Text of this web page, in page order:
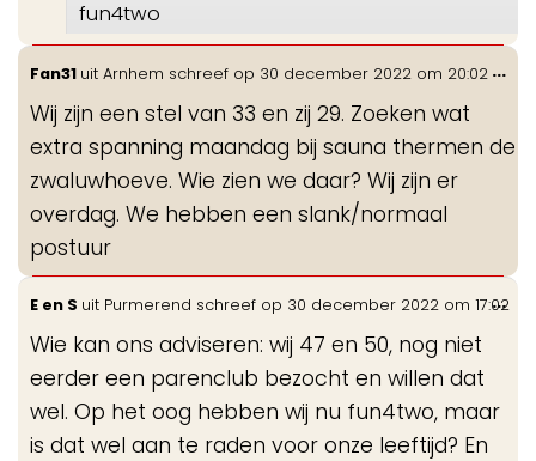
fun4two
Fan31 uit Arnhem schreef op 30 december 2022 om 20:02
Wij zijn een stel van 33 en zij 29. Zoeken wat
extra spanning maandag bij sauna thermen de
zwaluwhoeve. Wie zien we daar? Wij zijn er
overdag. We hebben een slank/normaal
postuur
...
E en S uit Purmerend schreef op 30 december 2022 om 17:02
Wie kan ons adviseren: wij 47 en 50, nog niet
eerder een parenclub bezocht en willen dat
wel. Op het oog hebben wij nu fun4two, maar
is dat wel aan te raden voor onze leeftijd? En
...